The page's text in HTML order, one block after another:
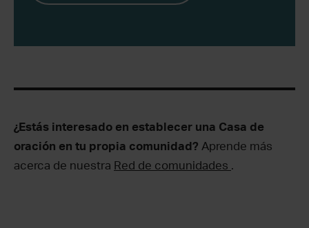
¿Estás interesado en establecer una Casa de
oración en tu propia comunidad? Aprende más
acerca de nuestra Red de comunidades .